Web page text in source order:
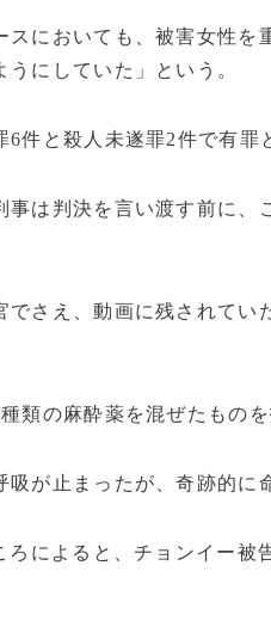
スにおいても、被害女性を
にしていた」という。
件と殺人未遂罪2件で有罪
事は判決を言い渡す前に、
でさえ、動画に残されて
類の麻酔薬を混ぜたものを
が止まったが、奇跡的に
によると、チョンイー被